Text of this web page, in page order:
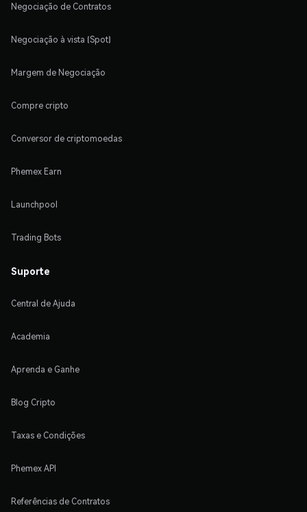
Negociação de Contratos
Negociação à vista (Spot)
Margem de Negociação
Compre cripto
Conversor de criptomoedas
Phemex Earn
Launchpool
Trading Bots
Suporte
Central de Ajuda
Academia
Aprenda e Ganhe
Blog Cripto
Taxas e Condições
Phemex API
Referências de Contratos